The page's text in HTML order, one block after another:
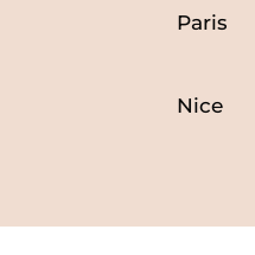
Paris
Nice